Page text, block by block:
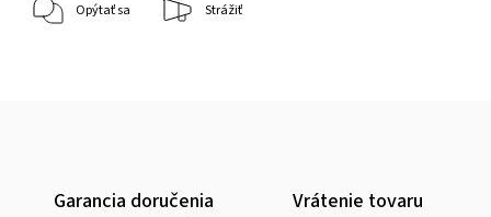
Opýtať sa Strážiť
Garancia doručenia Vrátenie tovaru